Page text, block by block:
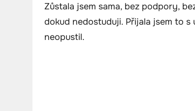
Zůstala jsem sama, bez podpory,
dokud nedostuduji. Přijala jsem to
neopustil.